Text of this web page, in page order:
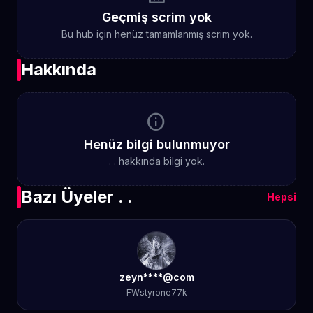
Geçmiş scrim yok
Bu hub için henüz tamamlanmış scrim yok.
Hakkında
info
Henüz bilgi bulunmuyor
. . hakkında bilgi yok.
Bazı Üyeler . . Hepsi
zeyn****@com
FWstyrone77k